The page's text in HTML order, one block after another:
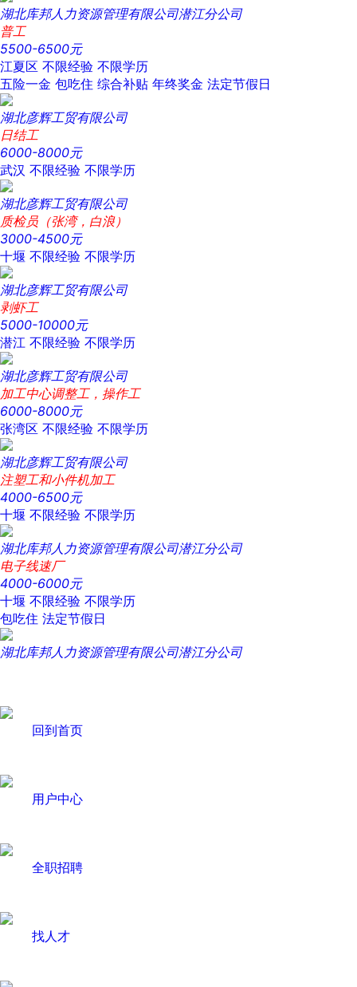
湖北库邦人力资源管理有限公司潜江分公司
普工
5500-6500元
江夏区 不限经验 不限学历
五险一金 包吃住 综合补贴 年终奖金 法定节假日
湖北彦辉工贸有限公司
日结工
6000-8000元
武汉 不限经验 不限学历
湖北彦辉工贸有限公司
质检员（张湾，白浪）
3000-4500元
十堰 不限经验 不限学历
湖北彦辉工贸有限公司
剥虾工
5000-10000元
潜江 不限经验 不限学历
湖北彦辉工贸有限公司
加工中心调整工，操作工
6000-8000元
张湾区 不限经验 不限学历
湖北彦辉工贸有限公司
注塑工和小件机加工
4000-6500元
十堰 不限经验 不限学历
湖北库邦人力资源管理有限公司潜江分公司
电子线速厂
4000-6000元
十堰 不限经验 不限学历
包吃住 法定节假日
湖北库邦人力资源管理有限公司潜江分公司
回到首页
用户中心
全职招聘
找人才